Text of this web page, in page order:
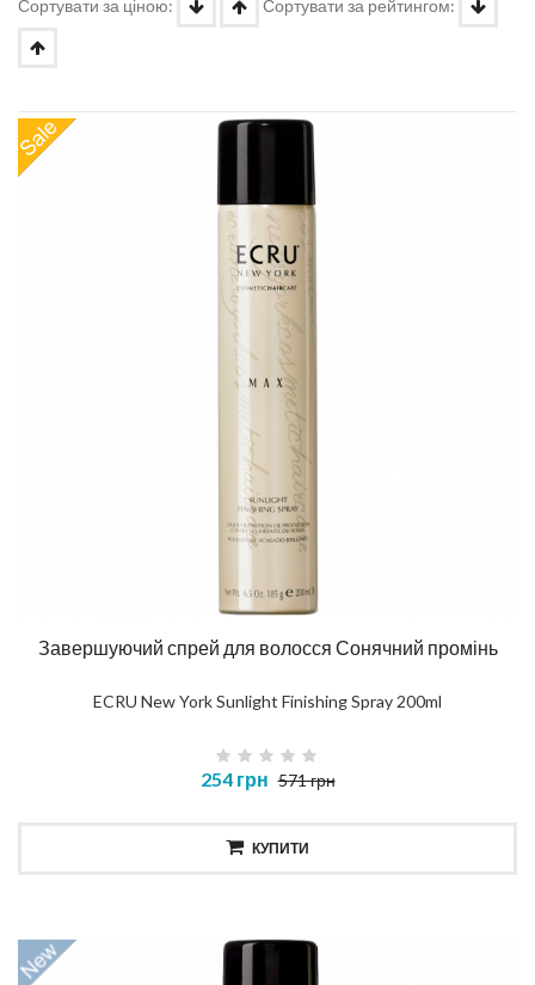
Сортувати за ціною: Сортувати за рейтингом:
Завершуючий спрей для волосся Сонячний промінь
ECRU New York Sunlight Finishing Spray 200ml
254 грн 571 грн
КУПИТИ